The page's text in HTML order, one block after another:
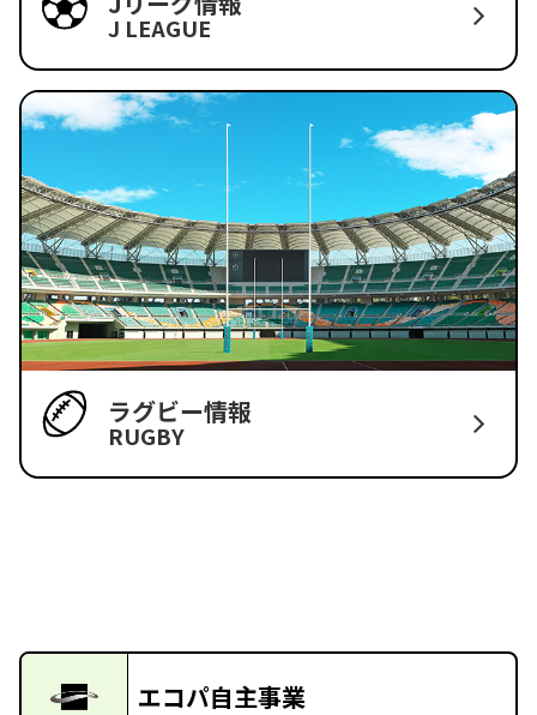
J LEAGUE
ラグビー情報
RUGBY
エコパ自主事業